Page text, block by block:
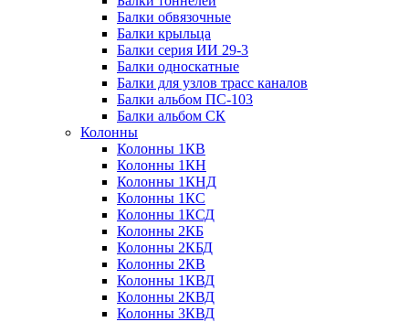
Балки обвязочные
Балки крыльца
Балки серия ИИ 29-3
Балки односкатные
Балки для узлов трасс каналов
Балки альбом ПС-103
Балки альбом СК
Колонны
Колонны 1КВ
Колонны 1КН
Колонны 1КНД
Колонны 1КС
Колонны 1КСД
Колонны 2КБ
Колонны 2КБД
Колонны 2КВ
Колонны 1КВД
Колонны 2КВД
Колонны 3КВД